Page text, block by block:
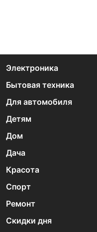
Электроника
Бытовая техника
Для автомобиля
Детям
Дом
Дача
Красота
Спорт
Ремонт
Скидки дня